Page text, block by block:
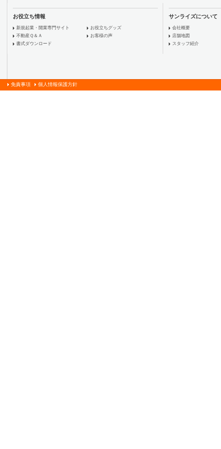
お役立ち情報
新規起業・開業専門サイト
不動産Ｑ＆Ａ
書式ダウンロード
お役立ちグッズ
お客様の声
サンライズについて
会社概要
店舗地図
スタッフ紹介
免責事項 個人情報保護方針